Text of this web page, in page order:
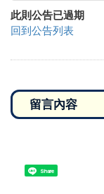
此則公告已過期
回到公告列表
Share